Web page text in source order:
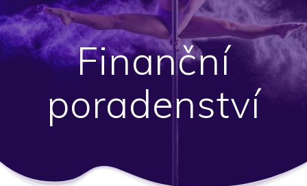
Finanční
poradenství